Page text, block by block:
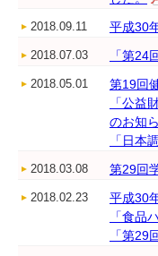
2018.09.11 平成30
2018.07.03 「第
2018.05.01
第19回
「公益
のお知
「日本
2018.03.08 第29回
2018.02.23
平成30
「食品
「第